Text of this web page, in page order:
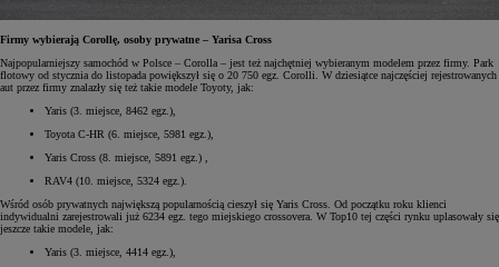
Firmy wybierają Corollę, osoby prywatne – Yarisa Cross
Najpopularniejszy samochód w Polsce – Corolla – jest też najchętniej wybieranym modelem przez firmy. Park
flotowy od stycznia do listopada powiększył się o 20 750 egz. Corolli. W dziesiątce najczęściej rejestrowanych
aut przez firmy znalazły się też takie modele Toyoty, jak:
Yaris (3. miejsce, 8462 egz.),
Toyota C-HR (6. miejsce, 5981 egz.),
Yaris Cross (8. miejsce, 5891 egz.) ,
RAV4 (10. miejsce, 5324 egz.).
Wśród osób prywatnych największą popularnością cieszył się Yaris Cross. Od początku roku klienci
indywidualni zarejestrowali już 6234 egz. tego miejskiego crossovera. W Top10 tej części rynku uplasowały się
jeszcze takie modele, jak:
Yaris (3. miejsce, 4414 egz.),